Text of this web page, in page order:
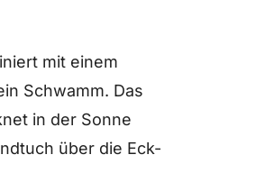
mit einem
Schwamm. Das
in der Sonne
über die Eck-